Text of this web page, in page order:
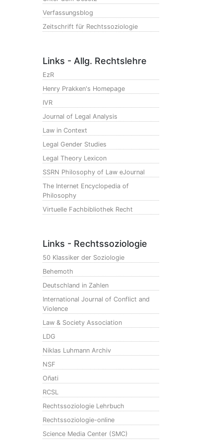
Verfassungsblog
Zeitschrift für Rechtssoziologie
Links - Allg. Rechtslehre
EzR
Henry Prakken's Homepage
IVR
Journal of Legal Analysis
Law in Context
Legal Gender Studies
Legal Theory Lexicon
SSRN Philosophy of Law eJournal
The Internet Encyclopedia of
Philosophy
Virtuelle Fachbibliothek Recht
Links - Rechtssoziologie
50 Klassiker der Soziologie
Behemoth
Deutschland in Zahlen
International Journal of Conflict and
Violence
Law & Society Association
LDG
Niklas Luhmann Archiv
NSF
Oñati
RCSL
Rechtssoziologie Lehrbuch
Rechtssoziologie-online
Science Media Center (SMC)